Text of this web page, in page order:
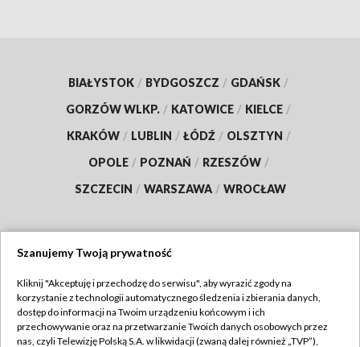
BIAŁYSTOK / BYDGOSZCZ / GDAŃSK /
GORZÓW WLKP. / KATOWICE / KIELCE /
KRAKÓW / LUBLIN / ŁÓDŹ / OLSZTYN /
OPOLE / POZNAŃ / RZESZÓW /
SZCZECIN / WARSZAWA / WROCŁAW
TVP
Abonament TVP
Regulamin TVP
Szanujemy Twoją prywatność
Kliknij "Akceptuję i przechodzę do serwisu", aby wyrazić zgody na
korzystanie z technologii automatycznego śledzenia i zbierania danych,
dostęp do informacji na Twoim urządzeniu końcowym i ich
przechowywanie oraz na przetwarzanie Twoich danych osobowych przez
nas, czyli Telewizję Polską S.A. w likwidacji (zwaną dalej również „TVP”),